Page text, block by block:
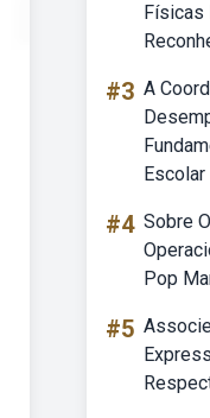
Físicas
#3 A
Escolar
#4 Sobre
Pop
#5